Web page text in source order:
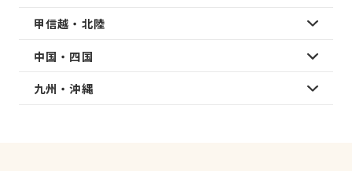
甲信越・北陸
中国・四国
九州・沖縄